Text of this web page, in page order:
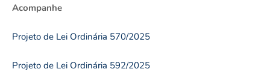
Acompanhe
Projeto de Lei Ordinária 570/2025
Projeto de Lei Ordinária 592/2025